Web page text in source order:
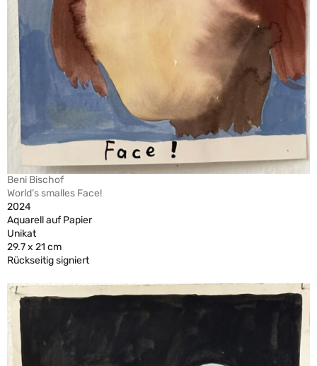
Beni Bischof
World’s smalles Face!
2024
Aquarell auf Papier
Unikat
29.7 x 21 cm
Rückseitig signiert